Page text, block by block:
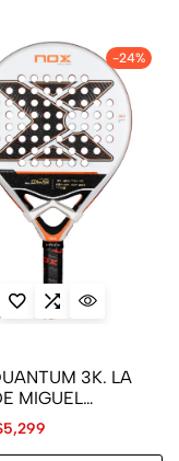
-24%
3K. LA
MIGUEL
5,299